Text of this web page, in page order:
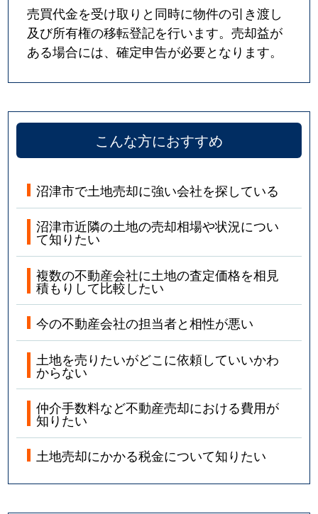
売買代金を受け取りと同時に物件の引き渡し
及び所有権の移転登記を行います。売却益が
ある場合には、確定申告が必要となります。
こんな方におすすめ
沼津市で土地売却に強い会社を探している
沼津市近隣の土地の売却相場や状況につい
て知りたい
複数の不動産会社に土地の査定価格を相見
積もりして比較したい
今の不動産会社の担当者と相性が悪い
土地を売りたいがどこに依頼していいかわ
からない
仲介手数料など不動産売却における費用が
知りたい
土地売却にかかる税金について知りたい